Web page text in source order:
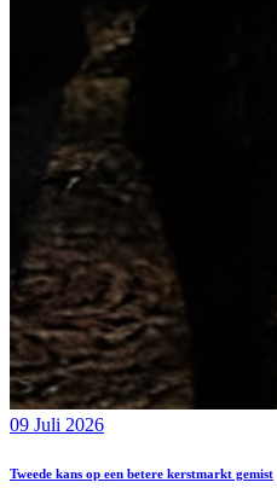
09 Juli 2026
Tweede kans op een betere kerstmarkt gemist